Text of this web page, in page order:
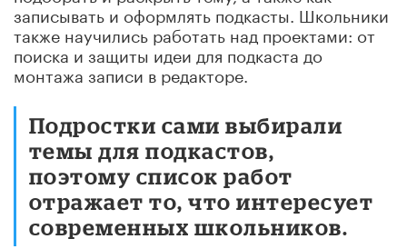
записывать и оформлять подкасты. Школьники
также научились работать над проектами: от
поиска и защиты идеи для подкаста до
монтажа записи в редакторе.
Подростки сами выбирали
темы для подкастов,
поэтому список работ
отражает то, что интересует
современных школьников.